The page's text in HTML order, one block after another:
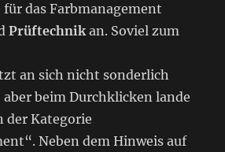
das Farbmanagement
Prüftechnikan. Soviel zum
an sich nicht sonderlich
beim Durchklicken lande
der Kategorie
Neben dem Hinweis auf